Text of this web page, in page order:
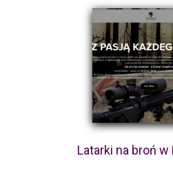
Latarki na broń w